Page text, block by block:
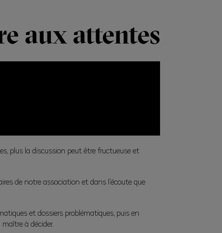
aux attentes
plus la discussion peut être fructueuse et
de notre association et dans l’écoute que
et dossiers problématiques, puis en
à décider.